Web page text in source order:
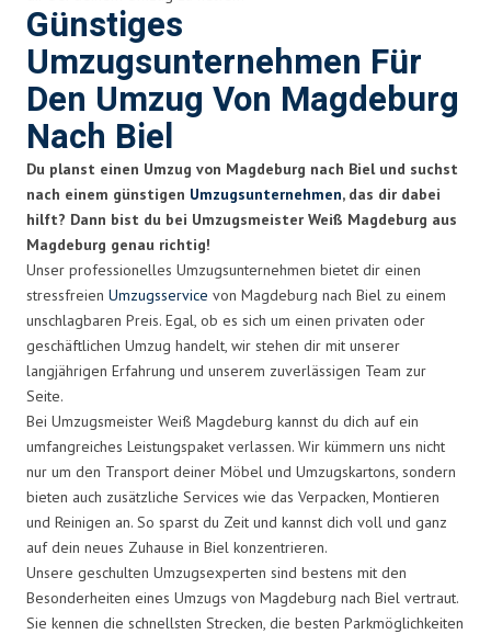
Günstiges
Umzugsunternehmen Für
Den Umzug Von Magdeburg
Nach Biel
Du planst einen Umzug von Magdeburg nach Biel und suchst
nach einem günstigen Umzugsunternehmen, das dir dabei
hilft? Dann bist du bei Umzugsmeister Weiß Magdeburg aus
Magdeburg genau richtig!
Unser professionelles Umzugsunternehmen bietet dir einen
stressfreien Umzugsservice von Magdeburg nach Biel zu einem
unschlagbaren Preis. Egal, ob es sich um einen privaten oder
geschäftlichen Umzug handelt, wir stehen dir mit unserer
langjährigen Erfahrung und unserem zuverlässigen Team zur
Seite.
Bei Umzugsmeister Weiß Magdeburg kannst du dich auf ein
umfangreiches Leistungspaket verlassen. Wir kümmern uns nicht
nur um den Transport deiner Möbel und Umzugskartons, sondern
bieten auch zusätzliche Services wie das Verpacken, Montieren
und Reinigen an. So sparst du Zeit und kannst dich voll und ganz
auf dein neues Zuhause in Biel konzentrieren.
Unsere geschulten Umzugsexperten sind bestens mit den
Besonderheiten eines Umzugs von Magdeburg nach Biel vertraut.
Sie kennen die schnellsten Strecken, die besten Parkmöglichkeiten